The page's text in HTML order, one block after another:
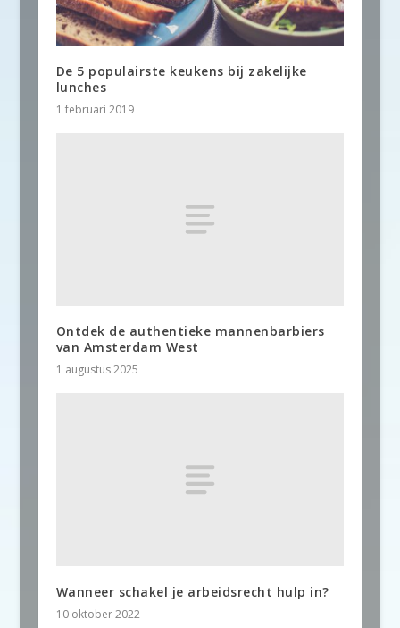
De 5 populairste keukens bij zakelijke
lunches
1 februari 2019
Ontdek de authentieke mannenbarbiers
van Amsterdam West
1 augustus 2025
Wanneer schakel je arbeidsrecht hulp in?
10 oktober 2022